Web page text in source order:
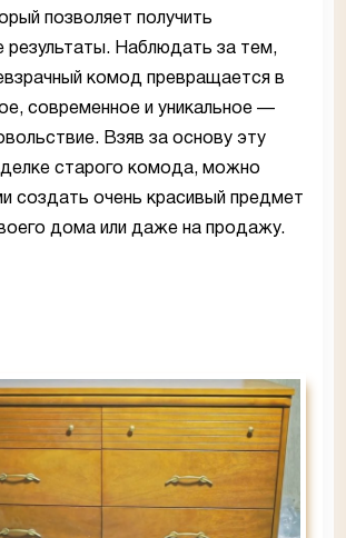
позволяет получить
результаты. Наблюдать за тем,
комод превращается в
современное и уникальное —
Взяв за основу эту
старого комода, можно
создать очень красивый предмет
дома или даже на продажу.